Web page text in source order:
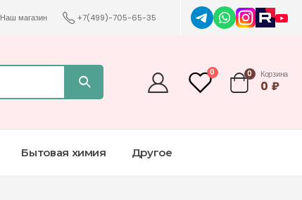
Наш магазин +7(499)-705-65-35
0 0 Корзина
0 ₽
Бытовая химия Другое